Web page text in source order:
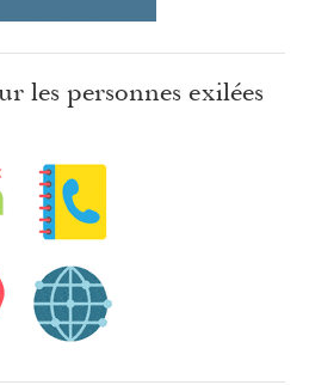
les personnes exilées